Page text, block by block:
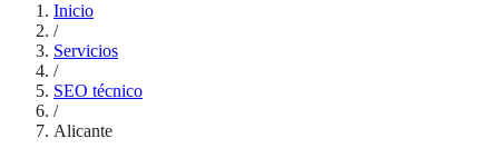
Inicio
/
Servicios
/
SEO técnico
/
Alicante